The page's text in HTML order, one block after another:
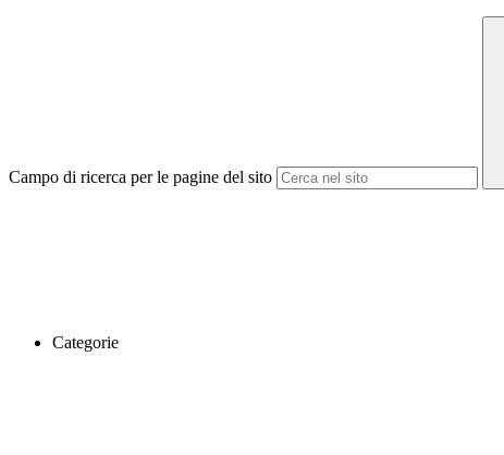
Campo di ricerca per le pagine del sito
Categorie